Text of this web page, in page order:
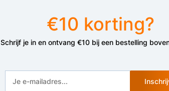
longer time. But besides that it’s really great
Richlove Boateng
€10 korting?
Schrijf je in en ontvang €10 bij een bestelling